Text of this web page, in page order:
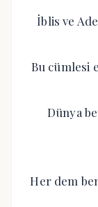
İblis ve
Bu cümlesi
Dünya
Her dem